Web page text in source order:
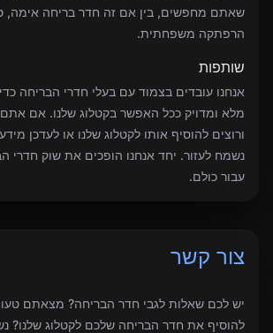
שאתם מחפשים, בין אם זה חדר בריחה אימה,
הרפתקה משפחתית.
שותפות
אנחנו עובדים בצמוד עם בעלי חדרי הבריחה
מלא ומדויק ככל האפשר בקטלוג שלנו. אם
ורוצים להוסיף אותו לקטלוג שלנו או לעדכן
נשמח לעזור. יחד אנחנו הופכים את שוק חדרי
עבור כולם.
צור קשר
יש לכם שאלות לגבי חדר הבריחה? מצאתם
להוסיף את חדר הבריחה שלכם לקטלוג שלנו?